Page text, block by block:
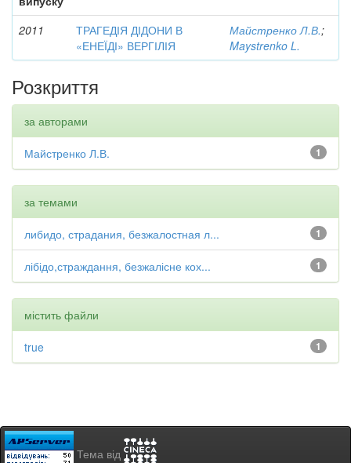
2011
ТРАГЕДІЯ ДІДОНИ В
«ЕНЕЇДІ» ВЕРГІЛІЯ
Майстренко Л.В.;
Maystrenko L.
Розкриття
за авторами
1
Майстренко Л.В.
за темами
1
либидо, страдания, безжалостная л...
1
лібідо,страждання, безжалісне кох...
містить файли
1
true
Тема від